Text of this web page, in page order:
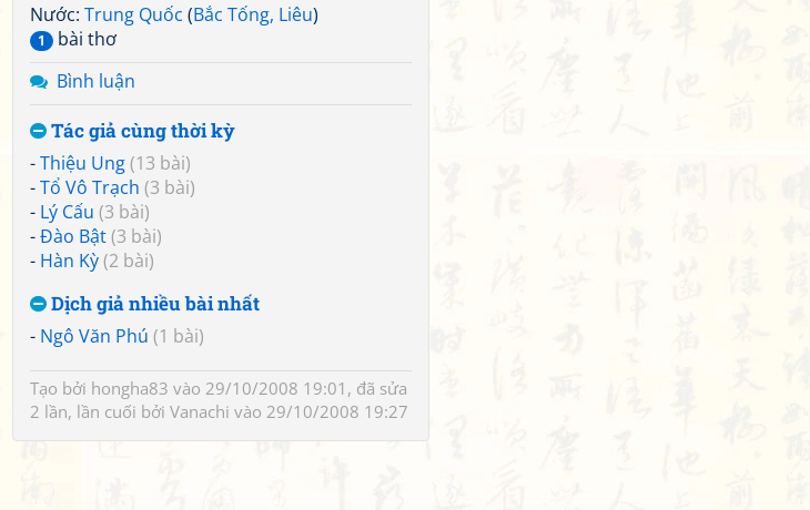
Nước: Trung Quốc (Bắc Tống, Liêu)
1
bài thơ
Bình luận
Tác giả cùng thời kỳ
-Thiệu Ung(13 bài)
-Tổ Vô Trạch (3 bài)
- Lý Cấu (3 bài)
-Đào Bật(3 bài)
- Hàn Kỳ(2 bài)
Dịch giả nhiều bài nhất
- Ngô Văn Phú (1 bài)
Tạo bởi hongha83 vào 29/10/2008 19:01, đã sửa
2 lần, lần cuối bởi Vanachi vào 29/10/2008 19:27